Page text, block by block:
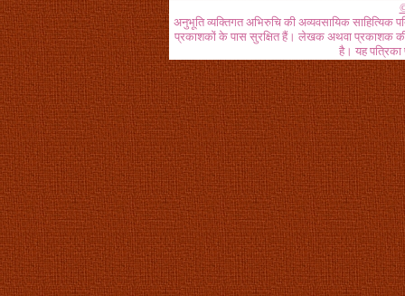
अनुभूति व्यक्तिगत अभिरुचि की अव्यवसायिक
प्रकाशकों के पास सुरक्षित हैं। लेखक अथवा प्रकाशक की
है। यह पत्रिका